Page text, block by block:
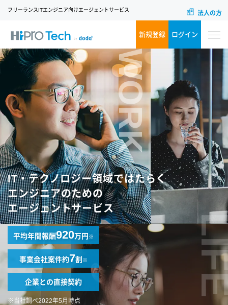
フリーランスITエンジニア向けエージェントサービス 法人の方
新規登録 ログイン
WORK
IT・テクノロジー領域ではたらく
エンジニアのための
エージェントサービス
平均年間報酬920万円※
事業会社案件約7割※
企業との直接契約
※当社調べ2022年5月時点